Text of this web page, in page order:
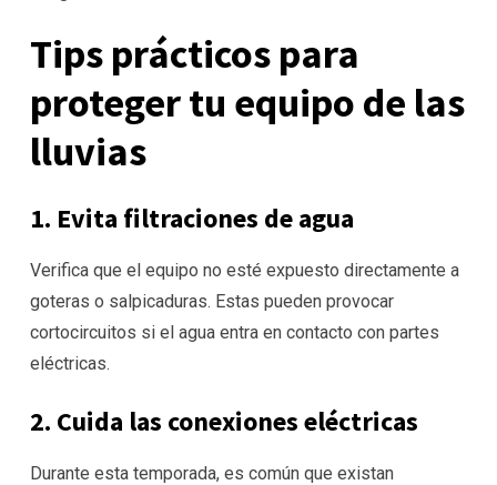
Tips prácticos para
proteger tu equipo de las
lluvias
1. Evita filtraciones de agua
Verifica que el equipo no esté expuesto directamente a
goteras o salpicaduras. Estas pueden provocar
cortocircuitos si el agua entra en contacto con partes
eléctricas.
2. Cuida las conexiones eléctricas
Durante esta temporada, es común que existan